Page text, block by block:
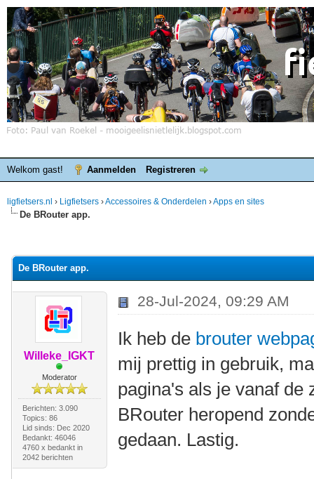
Welkom gast! Aanmelden Registreren
ligfietsers.nl › Ligfietsers ›Accessoires & Onderdelen ›Apps en sites
De BRouter app.
De BRouter app.
Willeke_IGKT
Moderator
Berichten: 3.090
Topics: 86
Lid sinds: Dec 2020
Bedankt: 46046
4760 x bedankt in
2042 berichten
28-Jul-2024, 09:29 AM
Ik heb de brouter
mij prettig in gebruik,
pagina's als je vanaf de
BRouter heropend
gedaan. Lastig.